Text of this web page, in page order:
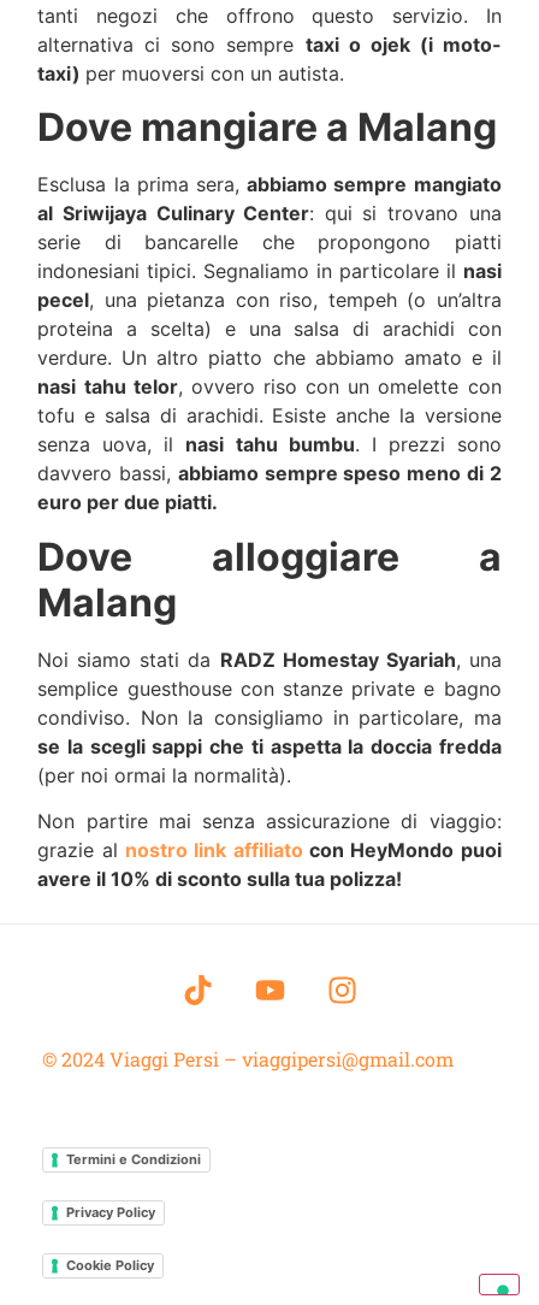
tanti negozi che offrono questo servizio. In
alternativa ci sono sempre taxi o ojek (i moto-
taxi) per muoversi con un autista.
Dove mangiare a Malang
Esclusa la prima sera,abbiamo sempre mangiato
al Sriwijaya Culinary Center: qui si trovano una
serie di bancarelle che propongono piatti
indonesiani tipici. Segnaliamo in particolare il nasi
pecel, una pietanza con riso, tempeh (o un’altra
proteina a scelta) e una salsa di arachidi con
verdure. Un altro piatto che abbiamo amato e il
nasi tahu telor, ovvero riso con un omelette con
tofu e salsa di arachidi. Esiste anche la versione
senza uova, il nasi tahu bumbu. I prezzi sono
davvero bassi, abbiamo sempre speso meno di 2
euro per due piatti.
Dove alloggiare a
Malang
Noi siamo stati da RADZ Homestay Syariah, una
semplice guesthouse con stanze private e bagno
condiviso. Non la consigliamo in particolare, ma
se la scegli sappi che ti aspetta la doccia fredda
(per noi ormai la normalità).
Non partire mai senza assicurazione di viaggio:
grazie al nostro link affiliatocon HeyMondo puoi
avere il 10% di sconto sulla tua polizza!
© 2024 Viaggi Persi – viaggipersi@gmail.com
Termini e Condizioni
Privacy Policy
Cookie Policy